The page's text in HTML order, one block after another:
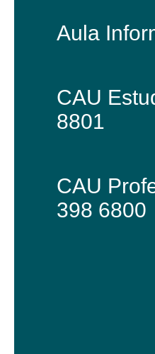
Aula
CAU
8801
CAU
398 6800